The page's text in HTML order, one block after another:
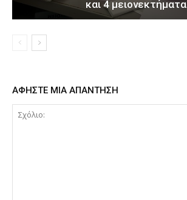
και 4 μειονεκτήματα
ΑΦΗΣΤΕ ΜΙΑ ΑΠΑΝΤΗΣΗ